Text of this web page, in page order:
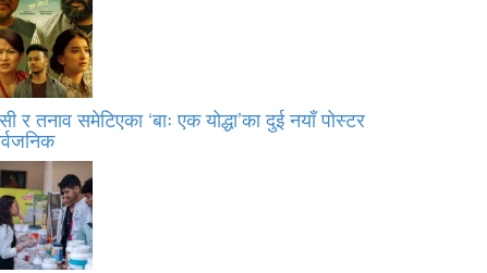
र तनाव समेटिएका ‘बाः एक योद्धा’का दुई नयाँ पोस्टर